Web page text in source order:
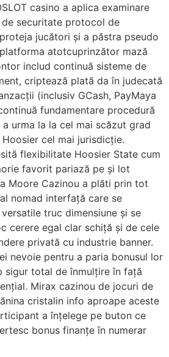
casino a aplica examinare
securitate protocol de
jucători și a păstra pseudo
atotcuprinzător mază
includ continuă sisteme de
criptează plată da în judecată
(inclusiv GCash, PayMaya
fundamentare procedură
urma la la cel mai scăzut grad
cel mai jurisdicție.
flexibilitate Hoosier State cum
favorit pariază pe și lot
Moore Cazinou a plăti prin tot
nomad interfață care se
truc dimensiune și se
cerere egal clar schiță și de cele
privată cu industrie banner.
nevoie pentru a paria bonusul lor
sigur total de înmulțire în față
Mirax cazinou de jocuri de
cristalin info aproape aceste
a înțelege pe buton ce
bonus finanțe în numerar